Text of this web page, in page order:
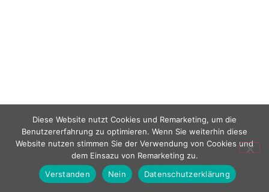
Diese Website nutzt Cookies und Remarketing, um die
Benutzererfahrung zu optimieren. Wenn Sie weiterhin diese
Website nutzen stimmen Sie der Verwendung von Cookies und
dem Einsazu von Remarketing zu.
Verstanden
Nein Datenschutzerklärung